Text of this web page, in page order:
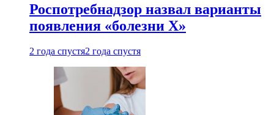
Роспотребнадзор назвал варианты
появления «болезни Х»
2 года спустя2 года спустя